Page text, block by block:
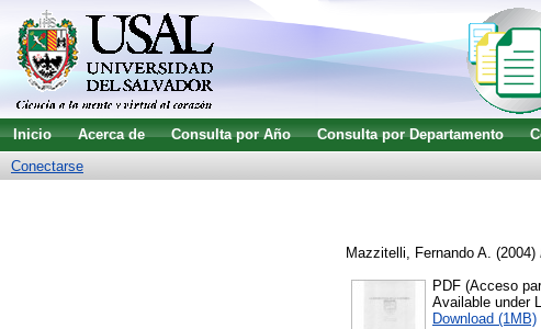
Inicio Acerca de Consulta por Año Consulta por Departamento
Conectarse
Mazzitelli, Fernando A. (2004)
PDF (Acceso
Available under
Download (1MB)